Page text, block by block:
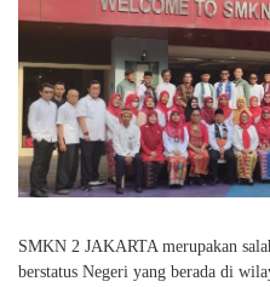
SMKN 2 JAKARTA merupakan
berstatus Negeri yang berada di